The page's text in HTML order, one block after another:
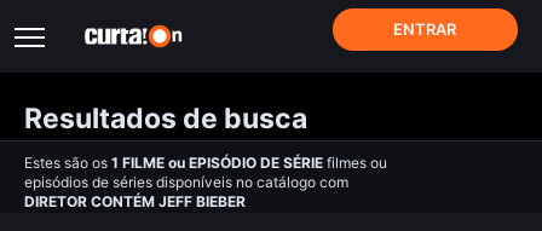
ENTRAR
Resultados de busca
Estes são os 1 FILME ou EPISÓDIO DE SÉRIE filmes ou
episódios de séries disponíveis no catálogo com
DIRETOR CONTÉM JEFF BIEBER